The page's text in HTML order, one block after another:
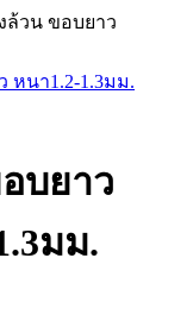
ล้วน ขอบยาว
บยาว
มม.